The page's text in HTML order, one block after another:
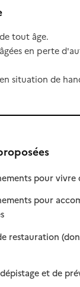
tout âge.
en perte
situation de
pour vivre
pour
disponible
restauration
et de